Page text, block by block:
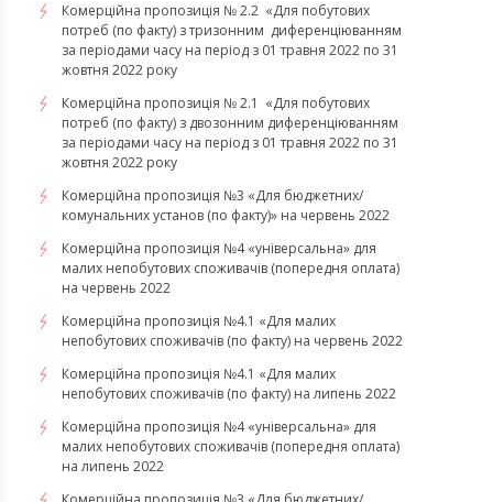
Комерційна пропозиція № 2.2 «Для побутових
потреб (по факту) з тризонним диференціюванням
за періодами часу на період з 01 травня 2022 по 31
жовтня 2022 року
Комерційна пропозиція № 2.1 «Для побутових
потреб (по факту) з двозонним диференціюванням
за періодами часу на період з 01 травня 2022 по 31
жовтня 2022 року
Комерційна пропозиція №3 «Для бюджетних/
комунальних установ (по факту)» на червень 2022
Комерційна пропозиція №4 «універсальна» для
малих непобутових споживачів (попередня оплата)
на червень 2022
Комерційна пропозиція №4.1 «Для малих
непобутових споживачів (по факту) на червень 2022
Комерційна пропозиція №4.1 «Для малих
непобутових споживачів (по факту) на липень 2022
Комерційна пропозиція №4 «універсальна» для
малих непобутових споживачів (попередня оплата)
на липень 2022